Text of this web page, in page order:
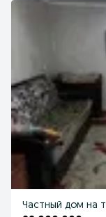
Частный дом на